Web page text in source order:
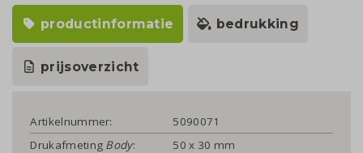
productinformatie bedrukking
prijsoverzicht
Artikelnummer:
5090071
Drukafmeting Body:
50 x 30 mm